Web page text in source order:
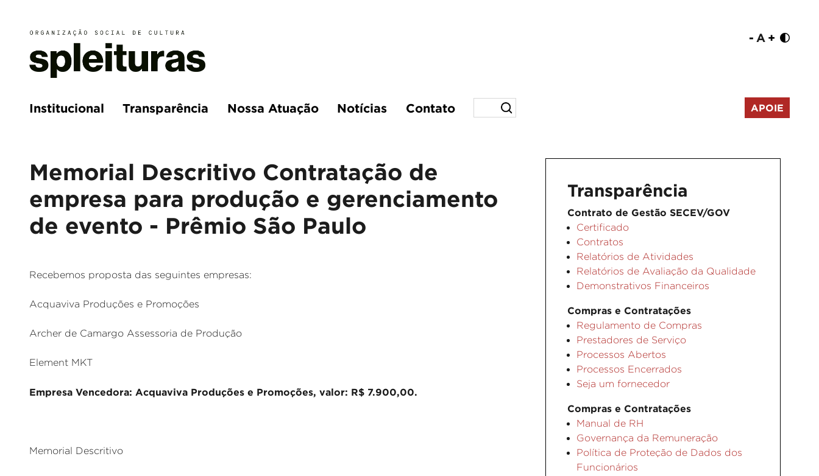
- A +
Institucional Transparência Nossa Atuação Notícias Contato APOIE
Memorial Descritivo Contratação de
empresa para produção e gerenciamento
de evento - Prêmio São Paulo
Recebemos proposta das seguintes empresas:
Acquaviva Produções e Promoções
Archer de Camargo Assessoria de Produção
Element MKT
Empresa Vencedora: Acquaviva Produções e Promoções, valor: R$ 7.900,00.
Memorial Descritivo
Transparência
Contrato de Gestão SECEV/GOV
Certificado
Contratos
Relatórios de Atividades
Relatórios de Avaliação da Qualidade
Demonstrativos Financeiros
Compras e Contratações
Regulamento de Compras
Prestadores de Serviço
Processos Abertos
Processos Encerrados
Seja um fornecedor
Compras e Contratações
Manual de RH
Governança da Remuneração
Política de Proteção de Dados dos
Funcionários